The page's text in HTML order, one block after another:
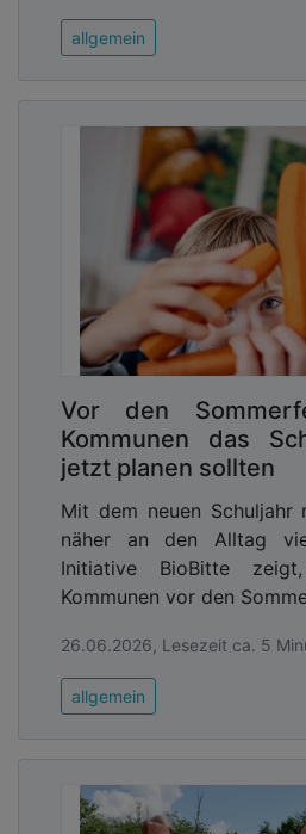
allgemein
Vor den
Kommunen das
jetzt planen sollten
Mit dem neuen Schuljahr
näher an den Alltag
Initiative BioBitte
Kommunen vor den
26.06.2026, Lesezeit ca. 5
allgemein